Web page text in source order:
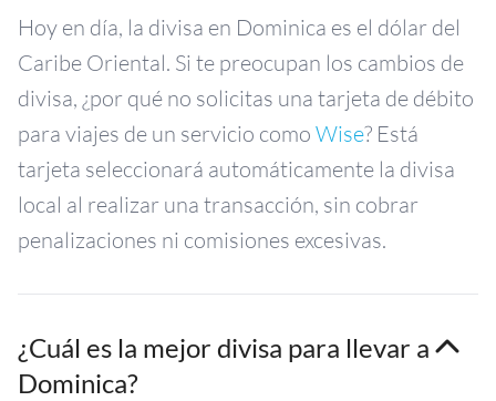
Hoy en día, la divisa en Dominica es el dólar del
Caribe Oriental. Si te preocupan los cambios de
divisa, ¿por qué no solicitas una tarjeta de débito
para viajes de un servicio como Wise? Está
tarjeta seleccionará automáticamente la divisa
local al realizar una transacción, sin cobrar
penalizaciones ni comisiones excesivas.
¿Cuál es la mejor divisa para llevar a
Dominica?